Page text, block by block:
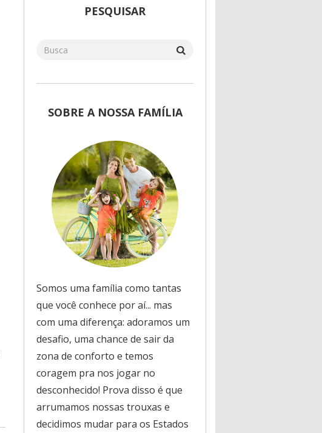
PESQUISAR
SOBRE A NOSSA FAMÍLIA
Somos uma família como tantas
que você conhece por aí... mas
com uma diferença: adoramos um
desafio, uma chance de sair da
zona de conforto e temos
coragem pra nos jogar no
desconhecido! Prova disso é que
arrumamos nossas trouxas e
decidimos mudar para os Estados